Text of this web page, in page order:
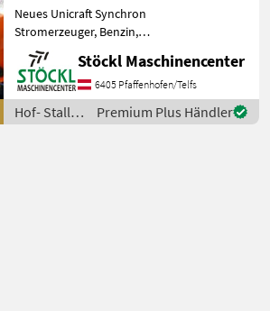
Neues Unicraft Synchron
Stromerzeuger, Benzin,
Spannungsregler AVR,
Ölmängelabschaltung,
Display für Spannung,
Frequenz und
Betriebsstunden, 7 kw, 400
Stöckl Maschinencenter
6405 Pfaffenhofen/Telfs
Hof- Stall-
und
Premium Plus Händler